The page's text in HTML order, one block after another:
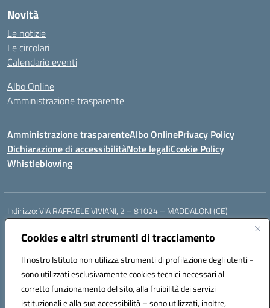
Cookies e altri strumenti di tracciamento
Il nostro Istituto non utilizza strumenti di profilazione degli utenti -
sono utilizzati esclusivamente cookies tecnici necessari al
corretto funzionamento del sito, alla fruibilità dei servizi
istituzionali e alla sua accessibilità – sono utilizzati, inoltre,
Novità
Le notizie
Le circolari
Calendario eventi
Albo Online
Amministrazione trasparente
Amministrazione trasparenteAlbo OnlinePrivacy Policy
Dichiarazione di accessibilitàNote legaliCookie Policy
Whistleblowing
Indirizzo:VIA RAFFAELE VIVIANI, 2 – 81024 – MADDALONI (CE)
Centralino:
Posta elettronica certificata (PEC):ceic8av00r@pec.istruzione.it
Codice fiscale: 93086020612
Codice meccanografico:CEIC8AV00R
Codice Indice delle Pubbliche Amministrazioni (IPA): icamm
Codice unico di fatturazione (CUF): UF8WE6